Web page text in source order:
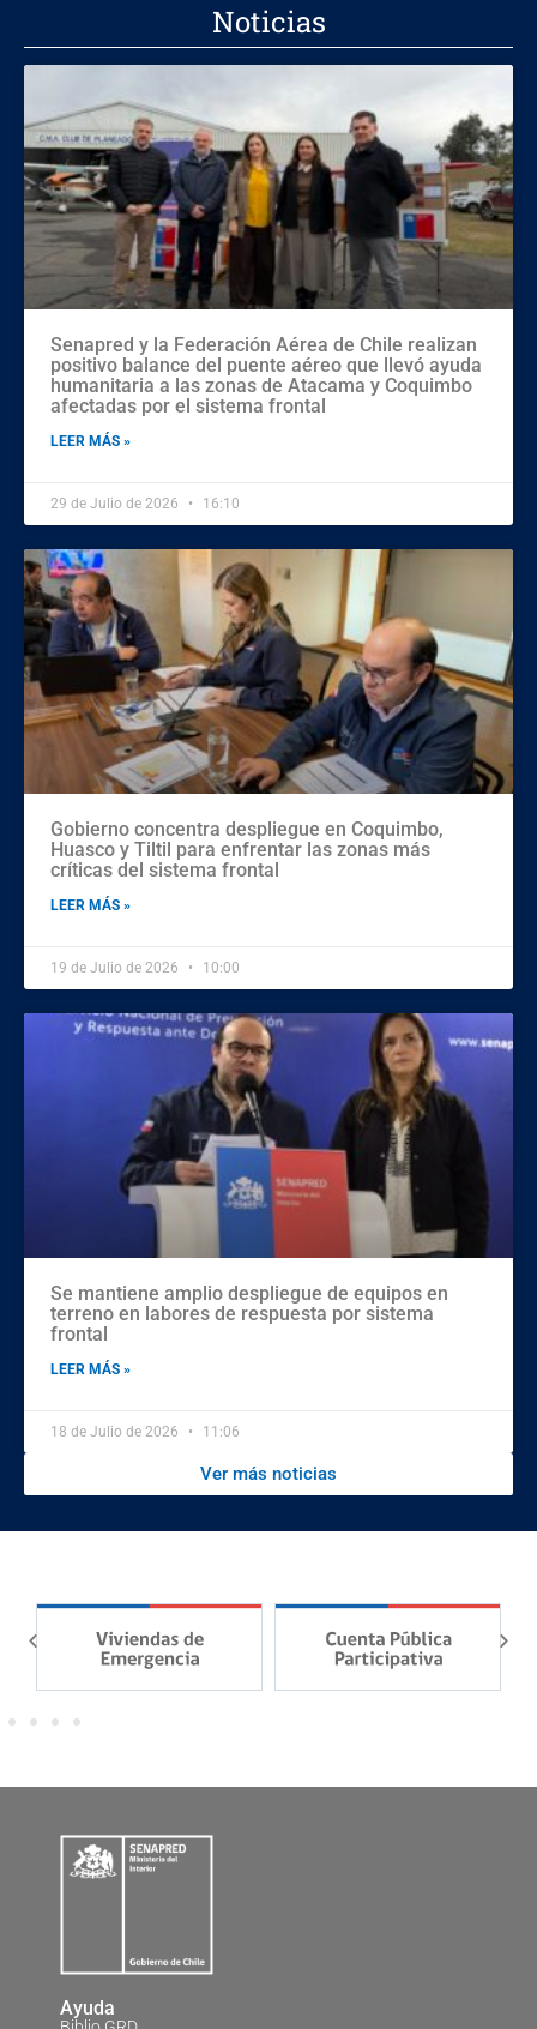
Noticias
Senapred y la Federación Aérea de Chile realizan
positivo balance del puente aéreo que llevó ayuda
humanitaria a las zonas de Atacama y Coquimbo
afectadas por el sistema frontal
LEER MÁS »
29 de Julio de 2026 16:10
Gobierno concentra despliegue en Coquimbo,
Huasco y Tiltil para enfrentar las zonas más
críticas del sistema frontal
LEER MÁS »
19 de Julio de 2026 10:00
Se mantiene amplio despliegue de equipos en
terreno en labores de respuesta por sistema
frontal
LEER MÁS »
18 de Julio de 2026 11:06
Ver más noticias
Ayuda